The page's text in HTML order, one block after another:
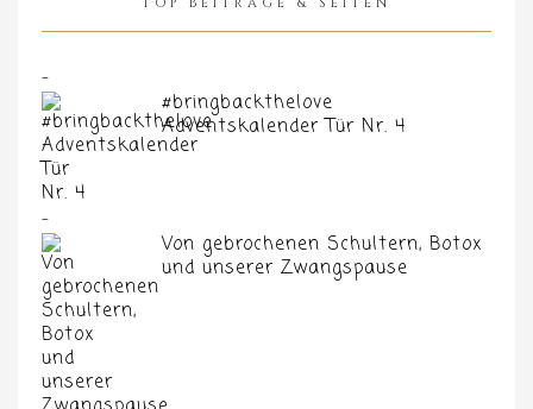
#bringbackthelove
Adventskalender Tür Nr. 4
Von gebrochenen Schultern, Botox
und unserer Zwangspause